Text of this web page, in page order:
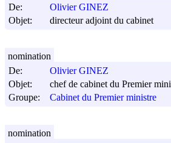
De:
Olivier GINEZ
Objet:
directeur adjoint du cabinet
De:
Olivier GINEZ
Objet:
chef de cabinet du Premier
Groupe:
Cabinet du Premier ministre
nomination
nomination